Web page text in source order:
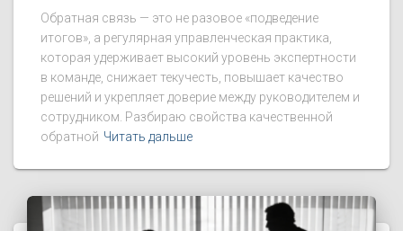
Обратная связь — это не разовое «подведение
итогов», а регулярная управленческая практика,
которая удерживает высокий уровень экспертности
в команде, снижает текучесть, повышает качество
решений и укрепляет доверие между руководителем и
сотрудником. Разбираю свойства качественной
обратной Читать дальше